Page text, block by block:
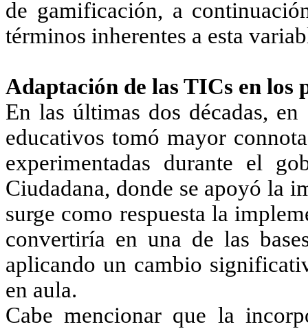
de gamificación, a
términos inherentes a esta
Adaptación de las TICs en los
En las últimas dos décadas,
educativos tomó mayor
experimentadas durante el
Ciudadana, donde se apoyó la
surge como respuesta la
convertiría en una de las
aplicando un cambio
en aula.
Cabe mencionar que la